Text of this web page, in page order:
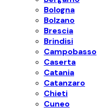
Bologna
Bolzano
Brescia
Brindisi
Campobasso
Caserta
Catania
Catanzaro
Chieti
Cuneo